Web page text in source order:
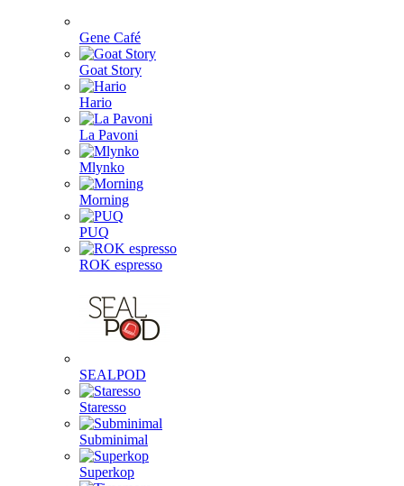
Gene Café
Goat Story
Hario
La Pavoni
Mlynko
Morning
PUQ
ROK espresso
SEALPOD
Staresso
Subminimal
Superkop